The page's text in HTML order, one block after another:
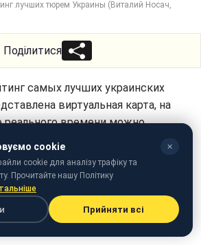
лучших тюрем Украины (Виталий Носач,
Поділитися
самых лучших украинских
виртуальная карта, на
времени можно
и данные в виде
в Facebook сообщил
Денис Малюська.
cookie ✕
cookie для аналізу трафіку та
Прочитайте нашу Політику
Прийняти всі